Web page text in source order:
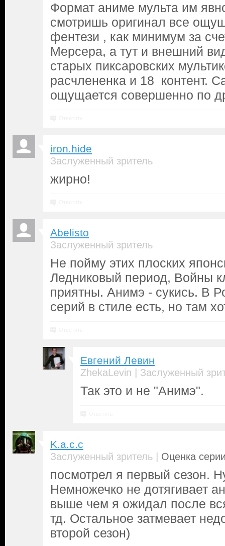
Формат аниме мульта им
смотришь оригинал все
фентези , как минимум за
Мерсера, а тут и внешний
старых пиксаровских
расчлененка и 18 контент.
ощущается совершенно по
iron.hide
Заслуженный зритель
жирно!
Abelisto
Заслуженный зритель
Не пойму этих плоских
Ледниковый период, Войны
приятны. Анимэ - сукись. В
серий в стиле есть, но там
Евгений Левин
ZhekaLevin | Заслуженный
Так это и не "Анимэ".
K.a.c.c
Заслуженный зритель | Оценка
посмотрел я первый сезон.
Немножечко не дотягивает
выше чем я ожидал после
тд. Остальное затмевает
второй сезон)